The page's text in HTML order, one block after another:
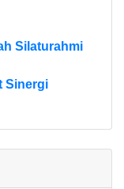
Silaturahmi
Sinergi